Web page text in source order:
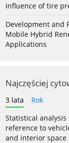
Influence of tire
Development and
Mobile Hybrid
Applications
Najczęściej
3 lata
Rok
Statistical
reference to
and interior space